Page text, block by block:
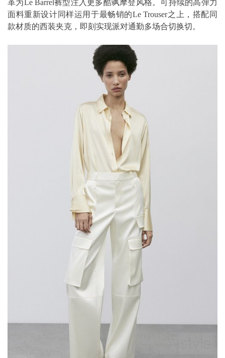
革为Le Barrel裤型注入更多酷飒摩登风格。可持续的高弹力
面料重新设计同样运用于最畅销的Le Trouser之上，搭配同
款材质的西装夹克，即刻实现派对通勤多场合切换切。